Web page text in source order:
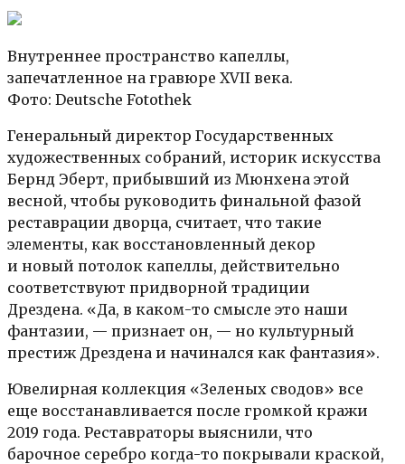
Внутреннее пространство капеллы,
запечатленное на гравюре XVII века.
Фото: Deutsche Fotothek
Генеральный директор Государственных
художественных собраний, историк искусства
Бернд Эберт, прибывший из Мюнхена этой
весной, чтобы руководить финальной фазой
реставрации дворца, считает, что такие
элементы, как восстановленный декор
и новый потолок капеллы, действительно
соответствуют придворной традиции
Дрездена. «Да, в каком-то смысле это наши
фантазии, — признает он, — но культурный
престиж Дрездена и начинался как фантазия».
Ювелирная коллекция «Зеленых сводов» все
еще восстанавливается после громкой кражи
2019 года. Реставраторы выяснили, что
барочное серебро когда-то покрывали краской,